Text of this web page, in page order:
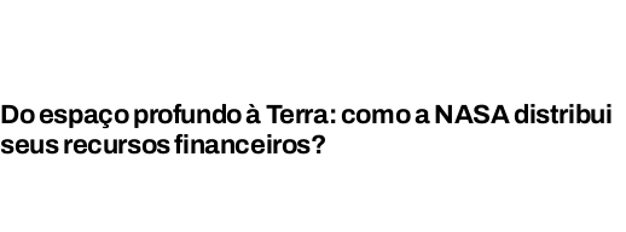
Do espaço profundo à Terra: como a NASA distribui
seus recursos financeiros?